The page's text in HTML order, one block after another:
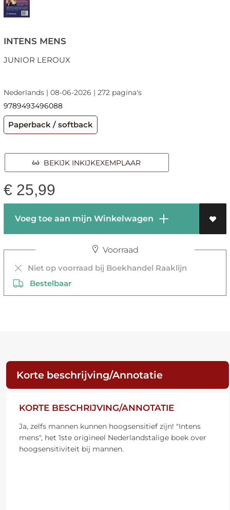
INTENS MENS
JUNIOR LEROUX
Nederlands | 08-06-2026 | 272 pagina's
9789493496088
Paperback / softback
BEKIJK INKIJKEXEMPLAAR
€ 25,99
Voeg toe aan mijn Winkelwagen
Voorraad
Niet op voorraad bij Boekhandel Raaklijn
Bestelbaar
Korte beschrijving/Annotatie
KORTE BESCHRIJVING/ANNOTATIE
Ja, zelfs mannen kunnen hoogsensitief zijn! "Intens
mens", het 1ste origineel Nederlandstalige boek over
hoogsensitiviteit bij mannen.